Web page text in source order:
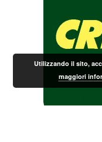
Utilizzando il sito,
maggiori